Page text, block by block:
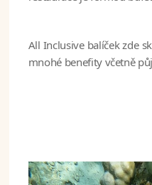
All Inclusive balíček zde
mnohé benefity včetně